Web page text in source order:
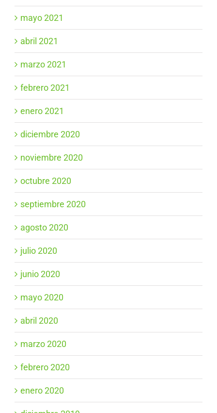
mayo 2021
abril 2021
marzo 2021
febrero 2021
enero 2021
diciembre 2020
noviembre 2020
octubre 2020
septiembre 2020
agosto 2020
julio 2020
junio 2020
mayo 2020
abril 2020
marzo 2020
febrero 2020
enero 2020